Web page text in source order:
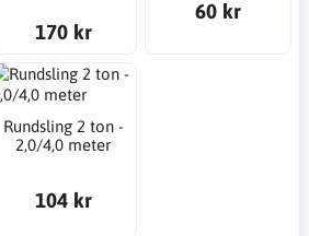
170 kr
60 kr
Rundsling 2 ton -
2,0/4,0 meter
104 kr